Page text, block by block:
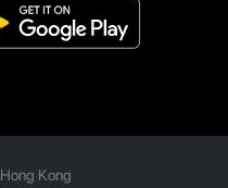
Hong Kong